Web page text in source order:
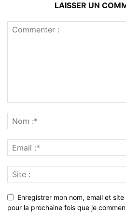
LAISSER UN
Enregistrer mon nom, email et
pour la prochaine fois que je